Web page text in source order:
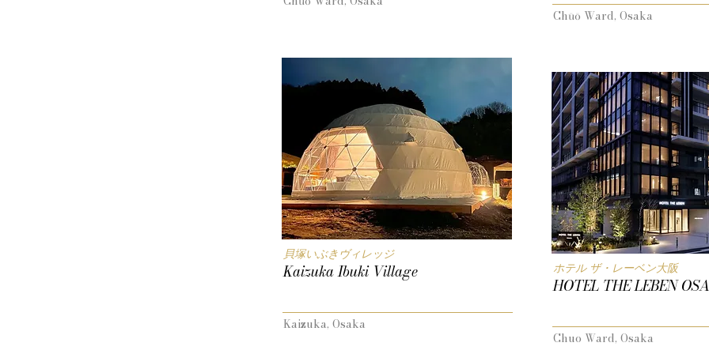
貝塚いぶきヴィレッジ
Kaizuka Ibuki Village
Kaizuka, Osaka
Chūō Ward, Osaka
ホテル ザ・レーベン大阪
HOTEL THE LEBEN
Chuo Ward, Osaka